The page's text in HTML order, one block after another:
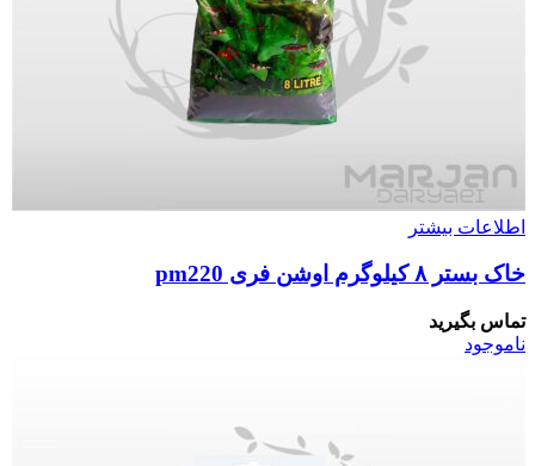
اطلاعات بیشتر
خاک بستر ۸ کیلوگرم اوشن فری pm220
تماس بگیرید
ناموجود